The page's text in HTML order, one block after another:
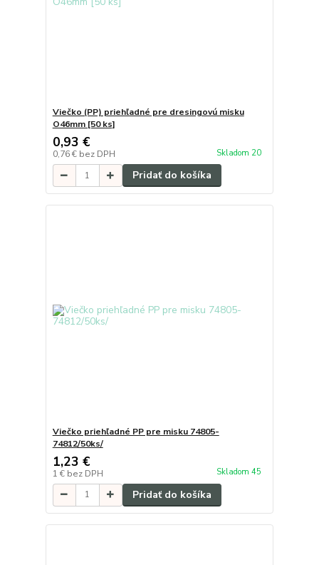
Viečko (PP) priehľadné pre dresingovú misku
O46mm [50 ks]
0,93 €
0,76 € bez DPH Skladom 20
Pridať do košíka
Viečko priehľadné PP pre misku 74805-
74812/50ks/
1,23 €
1 € bez DPH Skladom 45
Pridať do košíka